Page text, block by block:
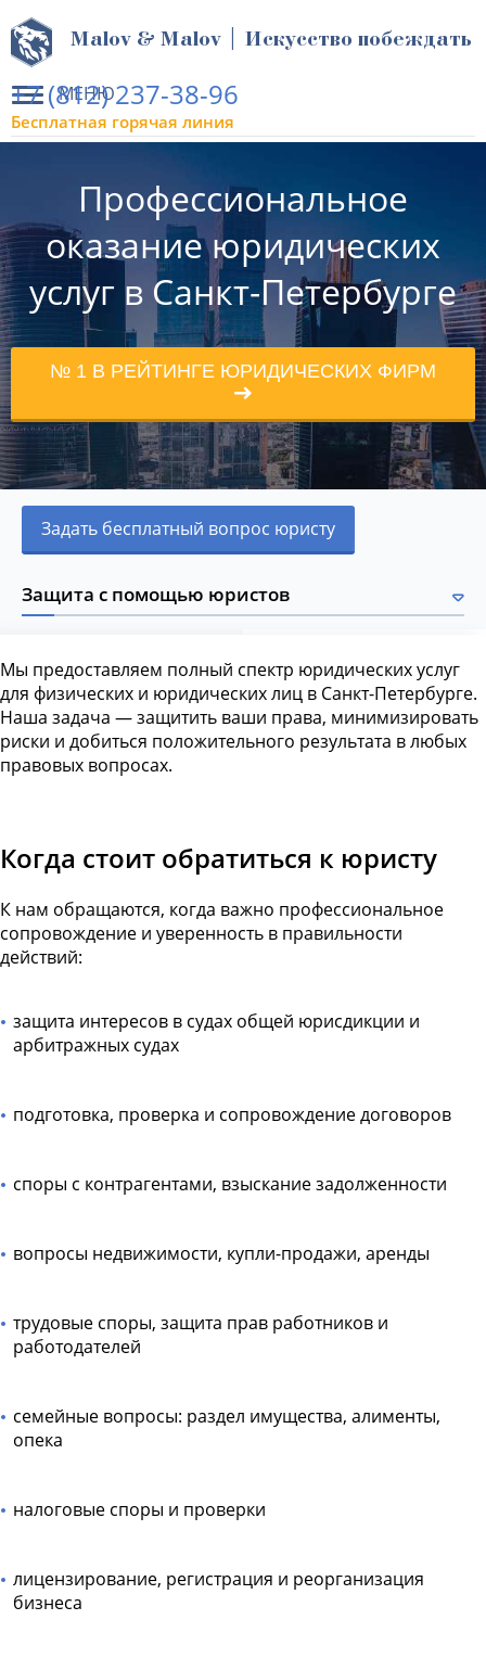
МЕНЮ
Malov & Malov | Искусство побеждать
+7 (812) 237-38-96
Бесплатная горячая линия
Профессиональное
оказание юридических
услуг в Санкт-Петербурге
№ 1 В РЕЙТИНГЕ ЮРИДИЧЕСКИХ ФИРМ
Задать бесплатный вопрос юристу
Защита с помощью юристов
Мы предоставляем полный спектр юридических услуг
для физических и юридических лиц в Санкт-Петербурге.
Наша задача — защитить ваши права, минимизировать
риски и добиться положительного результата в любых
правовых вопросах.
Когда стоит обратиться к юристу
К нам обращаются, когда важно профессиональное
сопровождение и уверенность в правильности
действий:
защита интересов в судах общей юрисдикции и
арбитражных судах
подготовка, проверка и сопровождение договоров
споры с контрагентами, взыскание задолженности
вопросы недвижимости, купли-продажи, аренды
трудовые споры, защита прав работников и
работодателей
семейные вопросы: раздел имущества, алименты,
опека
налоговые споры и проверки
лицензирование, регистрация и реорганизация
бизнеса